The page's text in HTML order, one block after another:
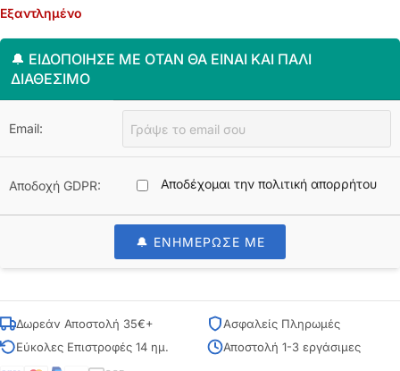
Εξαντλημένο
🔔 ΕΙΔΟΠΟΊΗΣΈ ΜΕ ΌΤΑΝ ΘΑ ΕΊΝΑΙ ΚΑΙ ΠΆΛΙ
ΔΙΑΘΈΣΙΜΟ
Email:
Αποδοχή GDPR: Αποδέχομαι την πολιτική απορρήτου
🔔 ΕΝΗΜΕΡΩΣΕ ΜΕ
Δωρεάν Αποστολή 35€+
Ασφαλείς Πληρωμές
Εύκολες Επιστροφές 14 ημ.
Αποστολή 1-3 εργάσιμες